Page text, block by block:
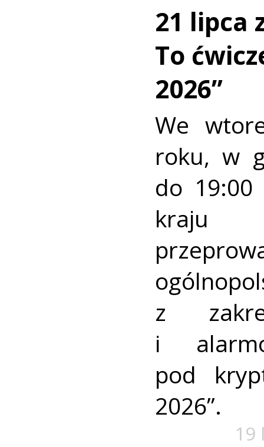
21 lipca
To
2026”
We
roku, w
do 19:00
z
i
pod
2026”.
19